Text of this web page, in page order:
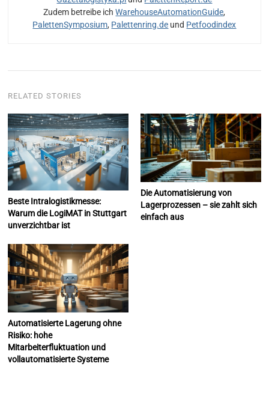
Zudem betreibe ichWarehouseAutomationGuide,
PalettenSymposium, Palettenring.de und Petfoodindex
RELATED STORIES
Beste Intralogistikmesse:
Warum die LogiMAT in Stuttgart
unverzichtbar ist
Die Automatisierung von
Lagerprozessen – sie zahlt sich
einfach aus
Automatisierte Lagerung ohne
Risiko: hohe
Mitarbeiterfluktuation und
vollautomatisierte Systeme